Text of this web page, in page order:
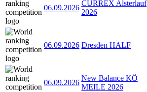
06.09.2026
CURREX Alsterlauf
2026
06.09.2026 Dresden HALF
06.09.2026
New Balance KÖ
MEILE 2026